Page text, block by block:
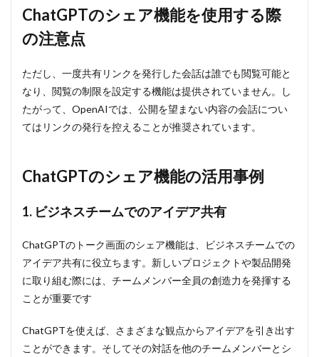
用事例
3.1
1. ビ
スチ
での
アイ
デア
共有
2. コ
ミュ
ーシ
善
3.3
3. ユ
ーモ
なや
りと
りの
ChatGPTのシェア機能を使用する際
の注意点
ただし、一度共有リンクを発行した会話は誰でも閲覧可能と
なり、閲覧の制限を設定する機能は提供されていません。し
たがって、OpenAIでは、公開を望まない内容の会話につい
てはリンクの発行を控えることが推奨されています。
ChatGPTのシェア機能の活用事例
1. ビジネスチームでのアイデア共有
ChatGPTのトーク画面のシェア機能は、ビジネスチームでの
アイデア共有に役立ちます。新しいプロジェクトや製品開発
に取り組む際には、チームメンバー全員の創造力を発揮する
ことが重要です
ChatGPTを使えば、さまざまな観点からアイデアを引き出す
ことができます。そしてその対話を他のチームメンバーとシ